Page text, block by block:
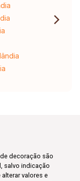
decoração são
salvo indicação
valores e